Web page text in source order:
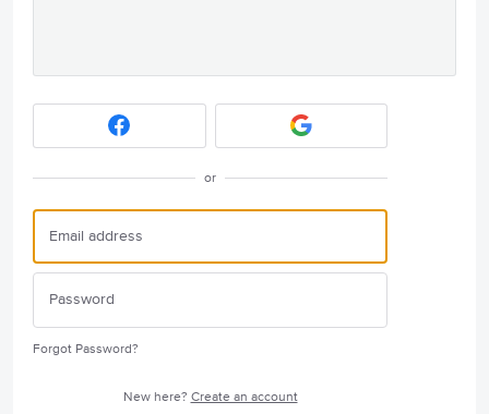
or
Forgot Password?
New here? Create an account